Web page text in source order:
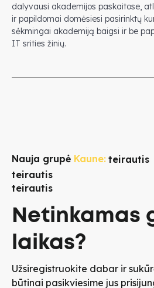
dalyvausi akademijos paskaitose,
ir papildomai domėsiesi pasirinktų
sėkmingai akademiją baigsi ir be
IT srities žinių.
Nauja grupė Kaune: teirautis
teirautis
teirautis
Netinkamas
laikas?
Užsiregistruokite dabar ir
būtinai pasikviesime jus